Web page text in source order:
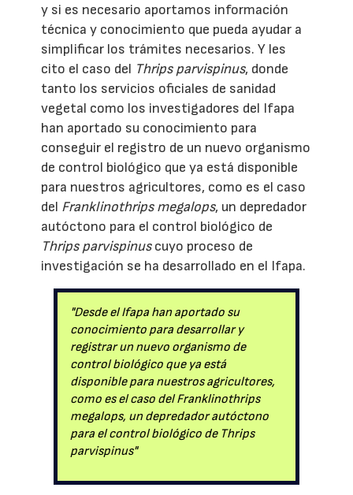
y si es necesario aportamos información
técnica y conocimiento que pueda ayudar a
simplificar los trámites necesarios. Y les
cito el caso del Thrips parvispinus, donde
tanto los servicios oficiales de sanidad
vegetal como los investigadores del Ifapa
han aportado su conocimiento para
conseguir el registro de un nuevo organismo
de control biológico que ya está disponible
para nuestros agricultores, como es el caso
del Franklinothrips megalops, un depredador
autóctono para el control biológico de
Thrips parvispinuscuyo proceso de
investigación se ha desarrollado en el Ifapa.
"Desde el Ifapa han aportado su
conocimiento para desarrollar y
registrar un nuevo organismo de
control biológico que ya está
disponible para nuestros agricultores,
como es el caso del Franklinothrips
megalops, un depredador autóctono
para el control biológico de Thrips
parvispinus"